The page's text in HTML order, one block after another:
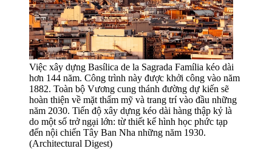
Việc xây dựng Basílica de la Sagrada Família kéo dài
hơn 144 năm. Công trình này được khởi công vào năm
1882. Toàn bộ Vương cung thánh đường dự kiến ​​sẽ
hoàn thiện về mặt thẩm mỹ và trang trí vào đầu những
năm 2030. Tiến độ xây dựng kéo dài hàng thập kỷ là
do một số trở ngại lớn: từ thiết kế hình học phức tạp
đến nội chiến Tây Ban Nha những năm 1930.
(Architectural Digest)